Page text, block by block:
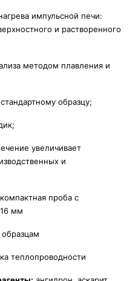
импульсной печи:
и растворенного
методом плавления и
образцу;
увеличивает
и
проба с
мм
теплопроводности